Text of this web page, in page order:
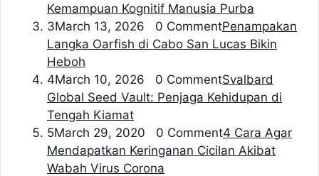
Kemampuan Kognitif Manusia Purba
3March 13, 2026 0 CommentPenampakan
Langka Oarfish di Cabo San Lucas Bikin
Heboh
4March 10, 2026 0 CommentSvalbard
Global Seed Vault: Penjaga Kehidupan di
Tengah Kiamat
5March 29, 2020 0 Comment4 Cara Agar
Mendapatkan Keringanan Cicilan Akibat
Wabah Virus Corona